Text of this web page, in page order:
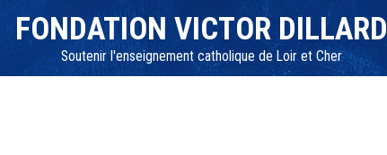
FONDATION VICTOR DILLARD
Soutenir l'enseignement catholique de Loir et Cher